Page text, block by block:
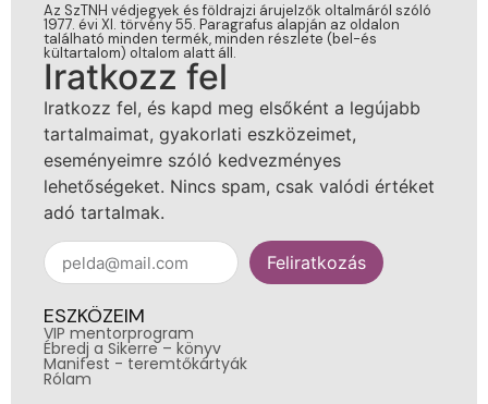
Az SzTNH védjegyek és földrajzi árujelzők oltalmáról szóló
1977. évi XI. törvény 55. Paragrafus alapján az oldalon
található minden termék, minden részlete (bel-és
kültartalom) oltalom alatt áll.
Iratkozz fel
Iratkozz fel, és kapd meg elsőként a legújabb
tartalmaimat, gyakorlati eszközeimet,
eseményeimre szóló kedvezményes
lehetőségeket. Nincs spam, csak valódi értéket
adó tartalmak.
Feliratkozás
ESZKÖZEIM
VIP mentorprogram
Ébredj a Sikerre – könyv
Manifest - teremtőkártyák
Rólam